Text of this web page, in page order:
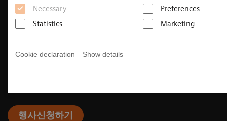
Necessary
Preferences
Statistics
Marketing
Cookie declaration Show details
Beyond Routine MRI in
Dementia: From Imaging to
행사신청하기